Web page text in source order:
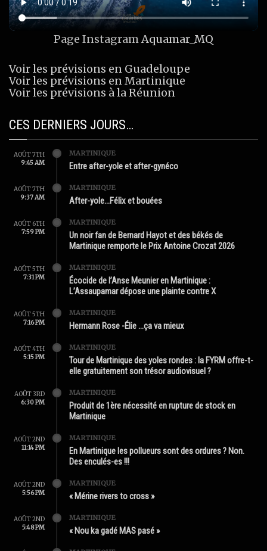
Page InstagramAquamar_MQ
Voir les prévisions en Guadeloupe
Voir les prévisions en Martinique
Voir les prévisions à la Réunion
CES DERNIERS JOURS…
AOÛT 7TH
9:45 AM
MARTINIQUE
Entre after-yole et after-gynéco
AOÛT 7TH
9:37 AM
MARTINIQUE
After-yole…Félix et bouées
AOÛT 6TH
7:59 PM
MARTINIQUE
Un noir fan de Bernard Hayot et des békés de
Martinique remporte le Prix Antoine Crozat 2026
AOÛT 5TH
7:31 PM
MARTINIQUE
Écocide de l’Anse Meunier en Martinique :
L’Assaupamar dépose une plainte contre X
AOÛT 5TH
7:16 PM
MARTINIQUE
Hermann Rose -Élie …ça va mieux
AOÛT 4TH
5:15 PM
MARTINIQUE
Tour de Martinique des yoles rondes : la FYRM offre-t-
elle gratuitement son trésor audiovisuel ?
AOÛT 3RD
6:30 PM
MARTINIQUE
Produit de 1ère nécessité en rupture de stock en
Martinique
AOÛT 2ND
11:14 PM
MARTINIQUE
En Martinique les pollueurs sont des ordures ? Non.
Des enculés-es !!!
AOÛT 2ND
5:56 PM
MARTINIQUE
« Mérine rivers to cross »
AOÛT 2ND
5:48 PM
MARTINIQUE
« Nou ka gadé MAS pasé »